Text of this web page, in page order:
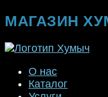
МАГАЗИН
О нас
Каталог